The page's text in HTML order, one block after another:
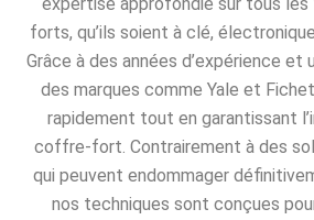
forts, qu’ils soient à clé,
Grâce à des années d’expérience
des marques comme Yale et
rapidement tout en garantissant
coffre-fort. Contrairement à des
qui peuvent endommager
nos techniques sont conçues